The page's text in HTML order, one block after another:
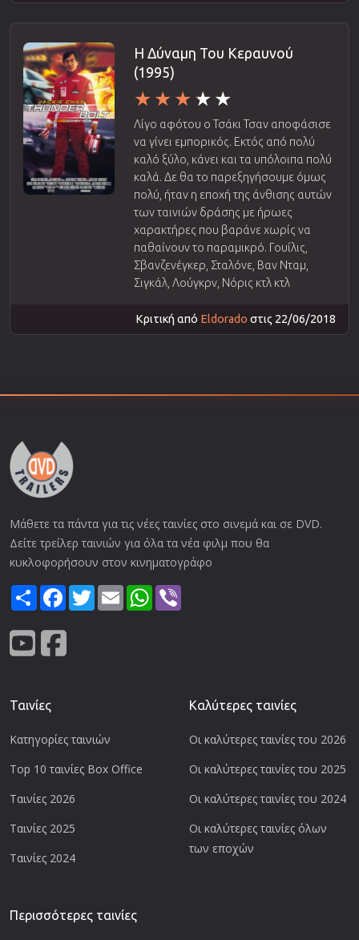
Η Δύναμη Του Κεραυνού
(1995)
Λίγο αφότου ο Τσάκι Τσαν αποφάσισε
να γίνει εμπορικός. Εκτός από πολύ
καλό ξύλο, κάνει και τα υπόλοιπα πολύ
καλά. Δε θα το παρεξηγήσουμε όμως
πολύ, ήταν η εποχή της άνθισης αυτών
των ταινιών δράσης με ήρωες
χαρακτήρες που βαράνε χωρίς να
παθαίνουν το παραμικρό. Γουίλις,
Σβανζενέγκερ, Σταλόνε, Βαν Νταμ,
Σιγκάλ, Λούγκρν, Νόρις κτλ κτλ
Κριτική από Eldorado στις 22/06/2018
Μάθετε τα πάντα για τις νέες ταινίες στο σινεμά και σε DVD.
Δείτε τρείλερ ταινιών για όλα τα νέα φιλμ που θα
κυκλοφορήσουν στον κινηματογράφο
ShareFacebook
TwitterEmail WhatsApp
Ταινίες
Κατηγορίες ταινιών
Top 10 ταινίες Box Office
Ταινίες 2026
Ταινίες 2025
Ταινίες 2024
Καλύτερες ταινίες
Οι καλύτερες ταινίες του 2026
Οι καλύτερες ταινίες του 2025
Οι καλύτερες ταινίες του 2024
Οι καλύτερες ταινίες όλων
των εποχών
Περισσότερες ταινίες